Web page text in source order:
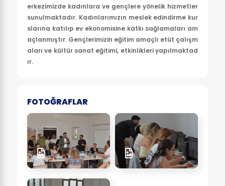
erkezimizde kadınlara ve gençlere yönelik hizmetler
sunulmaktadır. Kadınlarımızın meslek edindirme kur
slarına katılıp ev ekonomisine katkı sağlamaları am
açlanmıştır. Gençlerimizin eğitim amaçlı etüt çalışm
aları ve kültür sanat eğitimi, etkinlikleri yapılmaktad
ır.
FOTOĞRAFLAR